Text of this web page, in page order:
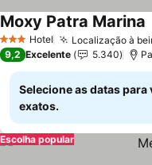
3 EstrelasHotel Localização à
Moxy Patra Marina
9,2 Excelente 5.340
Selecione as datas para
exatos.
Escolha popular